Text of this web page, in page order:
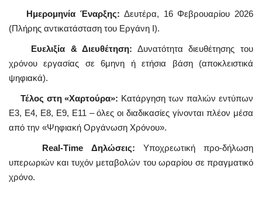
Ημερομηνία Έναρξης:Δευτέρα, 16 Φεβρουαρίου 2026
(Πλήρης αντικατάσταση του Εργάνη Ι).
Ευελιξία & Διευθέτηση: Δυνατότητα διευθέτησης του
χρόνου εργασίας σε 6μηνη ή ετήσια βάση (αποκλειστικά
ψηφιακά).
Τέλος στη «Χαρτούρα»: Κατάργηση των παλιών εντύπων
Ε3, Ε4, E8, E9, E11 – όλες οι διαδικασίες γίνονται πλέον μέσα
από την «Ψηφιακή Οργάνωση Χρόνου».
Real-Time Δηλώσεις: Υποχρεωτική προ-δήλωση
υπερωριών και τυχόν μεταβολών του ωραρίου σε πραγματικό
χρόνο.